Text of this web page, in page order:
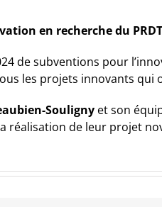
en recherche du
de subventions pour
les projets innovants qui
Soulignyet son
réalisation de leur projet